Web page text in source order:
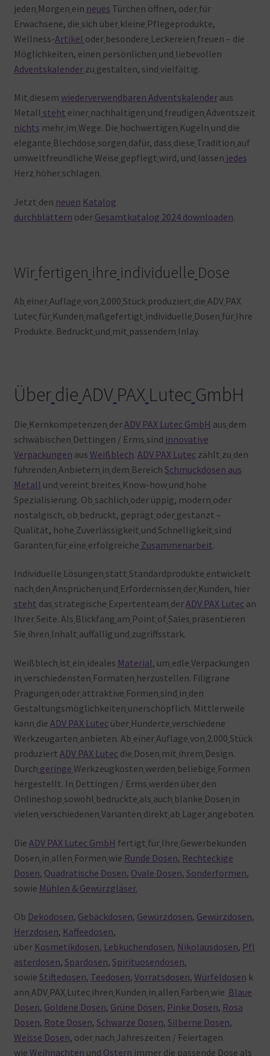
jeden Morgen ein neues Türchen öffnen, oder für
Erwachsene, die sich über kleine Pflegeprodukte,
Wellness-Artikel oder besondere Leckereien freuen – die
Möglichkeiten, einen persönlichen und liebevollen
Adventskalender zu gestalten, sind vielfältig.
Mit diesem wiederverwendbaren Adventskalenderaus
Metall steht einer nachhaltigen und freudigen Adventszeit
nichts mehr im Wege. Die hochwertigen Kugeln und die
elegante Blechdose sorgen dafür, dass diese Tradition auf
umweltfreundliche Weise gepflegt wird, und lassen jedes
Herz höher schlagen.
Jetzt den neuen Katalog
durchblättern oder Gesamtkatalog 2024 downloaden.
Wirfertigen ihre individuelle Dose
Ab einerAuflage von 2.000 Stück produziert die ADV PAX
Lutec für Kunden maßgefertigt individuelle Dosen für Ihre
Produkte. Bedruckt und mit passendem Inlay.
Über dieADV PAX Lutec GmbH
Die Kernkompetenzen derADV PAX Lutec GmbH aus dem
schwäbischen Dettingen / Erms sind innovative
Verpackungen aus Weißblech. ADV PAX Luteczählt zu den
führenden Anbietern in dem Bereich Schmuckdosen aus
Metall und vereint breites Know-how und hohe
Spezialisierung. Ob sachlich oder üppig, modern oder
nostalgisch, ob bedruckt, geprägt oder gestanzt –
Qualität, hohe Zuverlässigkeit und Schnelligkeit sind
Garanten für eine erfolgreiche Zusammenarbeit.
Individuelle Lösungen statt Standardprodukte entwickelt
nach den Ansprüchen und Erfordernissen der Kunden, hier
steht das strategische Expertenteam derADV PAX Lutecan
Ihrer Seite. Als Blickfang am Point of Sales präsentieren
Sie ihren Inhalt auffällig und zugriffsstark.
Weißblech ist ein ideales Material, um edle Verpackungen
in verschiedensten Formaten herzustellen. Filigrane
Prägungen oder attraktive Formen sind in den
Gestaltungsmöglichkeiten unerschöpflich. Mittlerweile
kann die ADV PAX Lutecüber Hunderte verschiedene
Werkzeugarten anbieten. Ab einer Auflage von 2.000 Stück
produziert ADV PAX Lutecdie Dosen mit ihrem Design.
Durch geringe Werkzeugkosten werden beliebige Formen
hergestellt. In Dettingen / Erms werden über den
Onlineshop sowohl bedruckte als auch blanke Dosen in
vielen verschiedenen Varianten direkt ab Lager angeboten.
Die ADV PAX Lutec GmbH fertigt für Ihre Gewerbekunden
Dosen in allen Formen wie Runde Dosen, Rechteckige
Dosen, Quadratische Dosen, Ovale Dosen, Sonderformen,
sowie Mühlen & Gewürzgläser.
Ob Dekodosen, Gebäckdosen, Gewürzdosen, Gewürzdosen,
Herzdosen, Kaffeedosen,
über Kosmetikdosen, Lebkuchendosen, Nikolausdosen, Pfl
asterdosen, Spardosen, Spirituosendosen,
sowie Stiftedosen, Teedosen, Vorratsdosen, Würfeldosen k
ann ADV PAX Lutec ihren Kunden in allen Farben wie Blaue
Dosen, Goldene Dosen, Grüne Dosen, Pinke Dosen, Rosa
Dosen, Rote Dosen, Schwarze Dosen, Silberne Dosen,
Weisse Dosen, oder nach Jahreszeiten / Feiertagen
wie Weihnachten und Ostern immer die passende Dose als